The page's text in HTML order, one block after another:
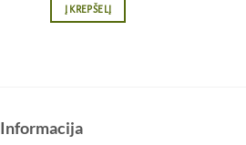
Į KREPŠELĮ
Informacija